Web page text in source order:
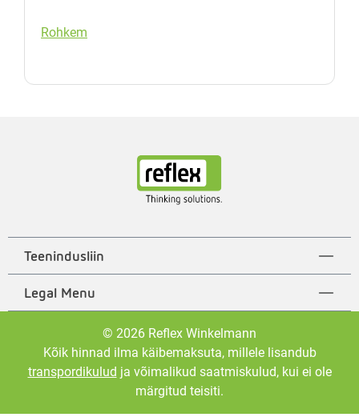
Rohkem
Teenindusliin
Legal Menu
© 2026 Reflex Winkelmann
Kõik hinnad ilma käibemaksuta, millele lisandub
transpordikulud ja võimalikud saatmiskulud, kui ei ole
märgitud teisiti.